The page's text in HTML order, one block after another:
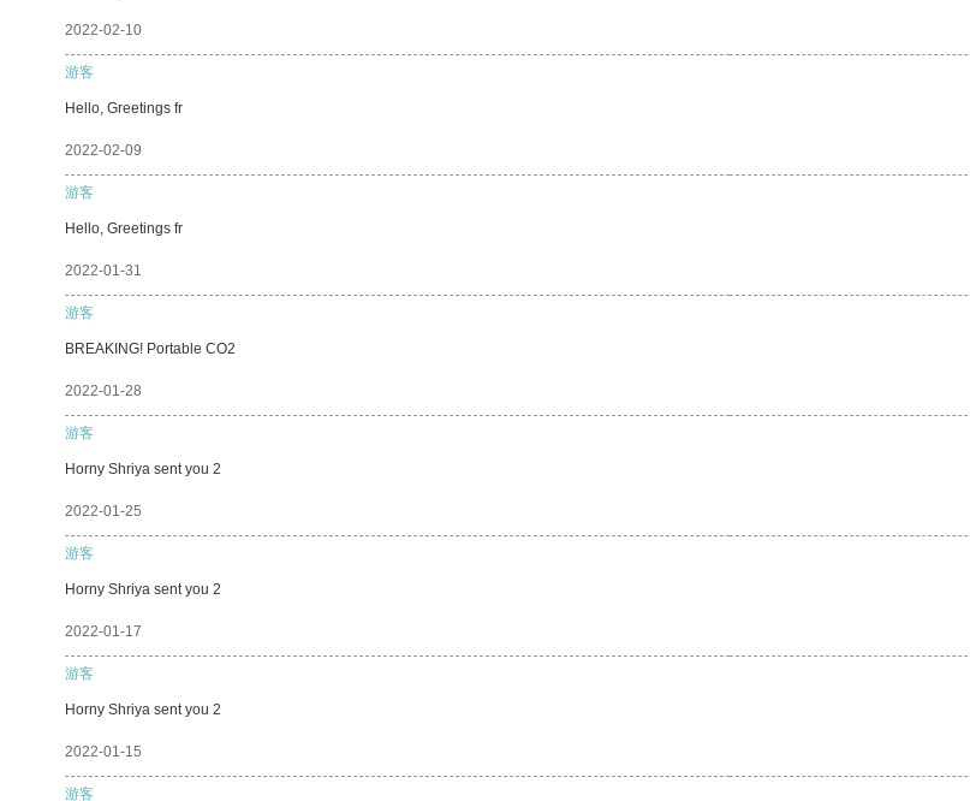
2022-02-10
游客
Hello, Greetings fr
2022-02-09
游客
Hello, Greetings fr
2022-01-31
游客
BREAKING! Portable CO2
2022-01-28
游客
Horny Shriya sent you 2
2022-01-25
游客
Horny Shriya sent you 2
2022-01-17
游客
Horny Shriya sent you 2
2022-01-15
游客